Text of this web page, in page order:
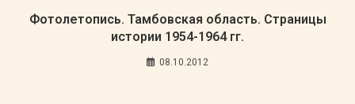
Фотолетопись. Тамбовская область. Страницы
истории 1954-1964 гг.
08.10.2012